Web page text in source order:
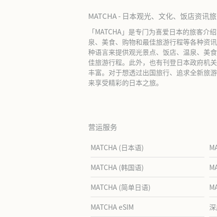
MATCHA - 日本观光、文化、饭店资讯
「MATCHA」是专门为喜爱日本的旅客介
泉、美食、购物和最佳旅游行程等各种资
种语言来提供观光景点、饭店、温泉、美
佳旅游行程。此外，也有刊登日本政府机
丰富。对于想透过出国旅行、追求全新旅
来享受精彩的日本之旅。
营运服务
MATCHA (日本语)
MATCHA (韩国语)
MATCHA (简单日语)
MATCHA eSIM